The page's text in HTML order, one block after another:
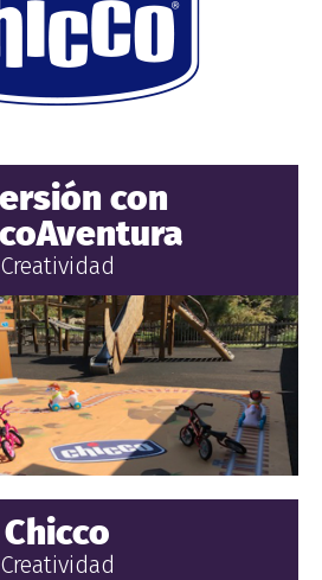
con
Creatividad
Chicco
Creatividad